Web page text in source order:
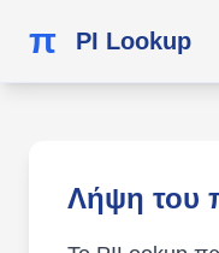
π PI Lookup
Λήψη του